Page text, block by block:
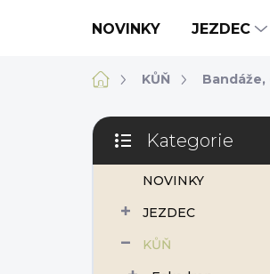
NOVINKY JEZDEC
DomůKŮŇ
P
s
Přeskočit
kategorie
Kategorie
NOVINKY
JEZDEC
KŮŇ